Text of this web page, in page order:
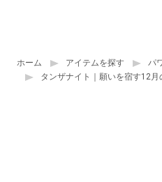
ホーム アイテムを探す
パ
タンザナイト｜願いを宿す12月